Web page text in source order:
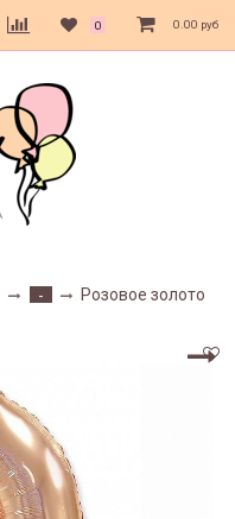
0 0.00 руб
- Розовое золото